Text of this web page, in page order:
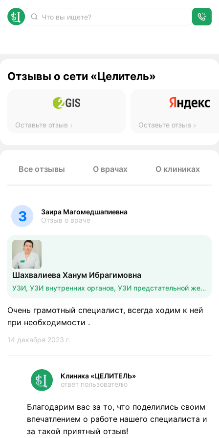
Отзывы о сети «Целитель»
Оставьте отзыв Оставьте отзыв
Все отзывы О врачах О клиниках
З
Заира Магомедшапиевна
Отзыв о враче
Шахвалиева Ханум Ибрагимовна
УЗИ, УЗИ внутренних органов, УЗИ предстательной железы
Очень грамотный специалист, всегда ходим к ней
при необходимости .
14 декабря 2023 г.
Клиника «ЦЕЛИТЕЛЬ»
ответ пользователю
Благодарим вас за то, что поделились своим
впечатлением о работе нашего специалиста и
за такой приятный отзыв!